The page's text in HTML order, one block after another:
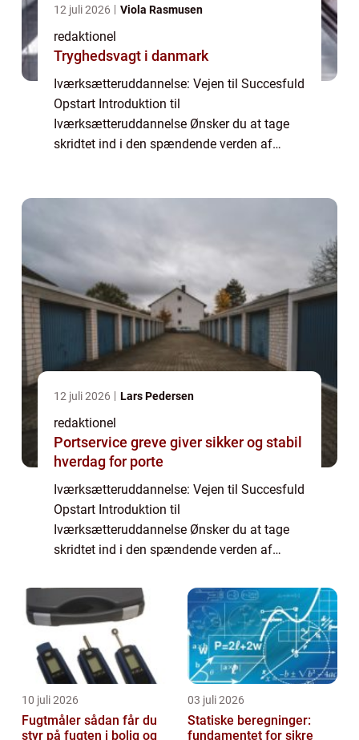
12 juli 2026 Viola Rasmusen
redaktionel
Tryghedsvagt i danmark
Iværksætteruddannelse: Vejen til Succesfuld
Opstart Introduktion til
Iværksætteruddannelse Ønsker du at tage
skridtet ind i den spændende verden af
12 juli 2026 Lars Pedersen
redaktionel
Portservice greve giver sikker og stabil
hverdag for porte
Iværksætteruddannelse: Vejen til Succesfuld
Opstart Introduktion til
Iværksætteruddannelse Ønsker du at tage
skridtet ind i den spændende verden af
et koncept, som du brænder for at omsætte
til virkeligh...
10 juli 2026
Fugtmåler sådan får du
styr på fugten i bolig og
03 juli 2026
Statiske beregninger:
fundamentet for sikre